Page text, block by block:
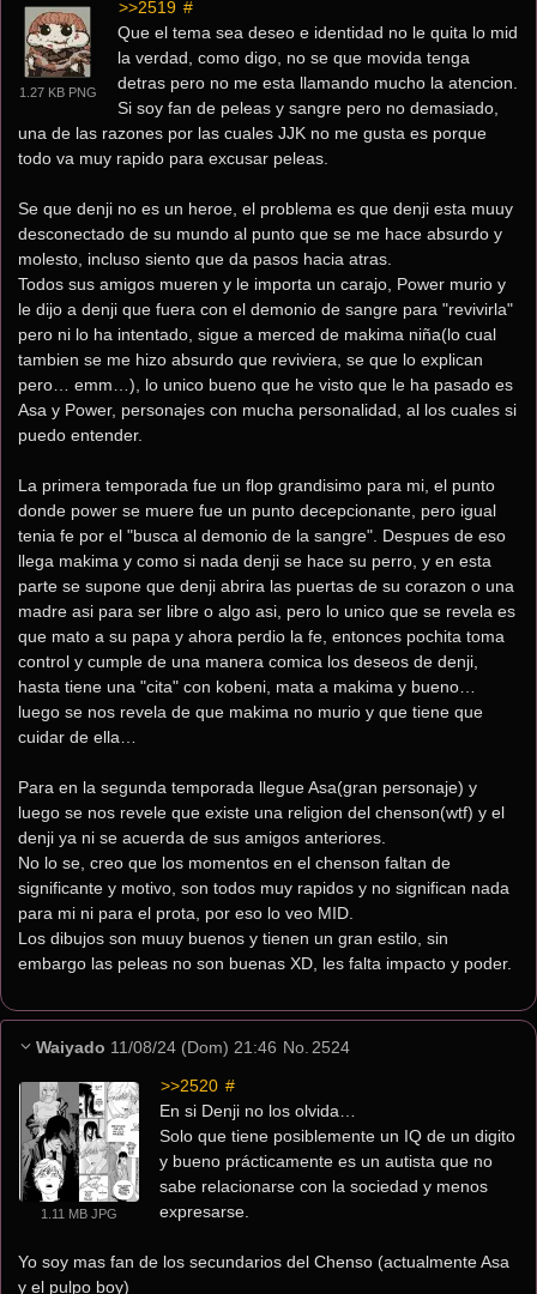
1.27 KB PNG
>>2519 #
Que el tema sea deseo e identidad no le quita lo mid
la verdad, como digo, no se que movida tenga
detras pero no me esta llamando mucho la atencion.
Si soy fan de peleas y sangre pero no demasiado,
una de las razones por las cuales JJK no me gusta es porque
todo va muy rapido para excusar peleas.
Se que denji no es un heroe, el problema es que denji esta muuy
desconectado de su mundo al punto que se me hace absurdo y
molesto, incluso siento que da pasos hacia atras.
Todos sus amigos mueren y le importa un carajo, Power murio y
le dijo a denji que fuera con el demonio de sangre para "revivirla"
pero ni lo ha intentado, sigue a merced de makima niña(lo cual
tambien se me hizo absurdo que reviviera, se que lo explican
pero… emm…), lo unico bueno que he visto que le ha pasado es
Asa y Power, personajes con mucha personalidad, al los cuales si
puedo entender.
La primera temporada fue un flop grandisimo para mi, el punto
donde power se muere fue un punto decepcionante, pero igual
tenia fe por el "busca al demonio de la sangre". Despues de eso
llega makima y como si nada denji se hace su perro, y en esta
parte se supone que denji abrira las puertas de su corazon o una
madre asi para ser libre o algo asi, pero lo unico que se revela es
que mato a su papa y ahora perdio la fe, entonces pochita toma
control y cumple de una manera comica los deseos de denji,
hasta tiene una "cita" con kobeni, mata a makima y bueno…
luego se nos revela de que makima no murio y que tiene que
cuidar de ella…
Para en la segunda temporada llegue Asa(gran personaje) y
luego se nos revele que existe una religion del chenson(wtf) y el
denji ya ni se acuerda de sus amigos anteriores.
No lo se, creo que los momentos en el chenson faltan de
significante y motivo, son todos muy rapidos y no significan nada
para mi ni para el prota, por eso lo veo MID.
Los dibujos son muuy buenos y tienen un gran estilo, sin
embargo las peleas no son buenas XD, les falta impacto y poder.
Waiyado 11/08/24 (Dom) 21:46 No. 2524
1.11 MB JPG
>>2520 #
En si Denji no los olvida…
Solo que tiene posiblemente un IQ de un digito
y bueno prácticamente es un autista que no
sabe relacionarse con la sociedad y menos
expresarse.
Yo soy mas fan de los secundarios del Chenso (actualmente Asa
y el pulpo boy)